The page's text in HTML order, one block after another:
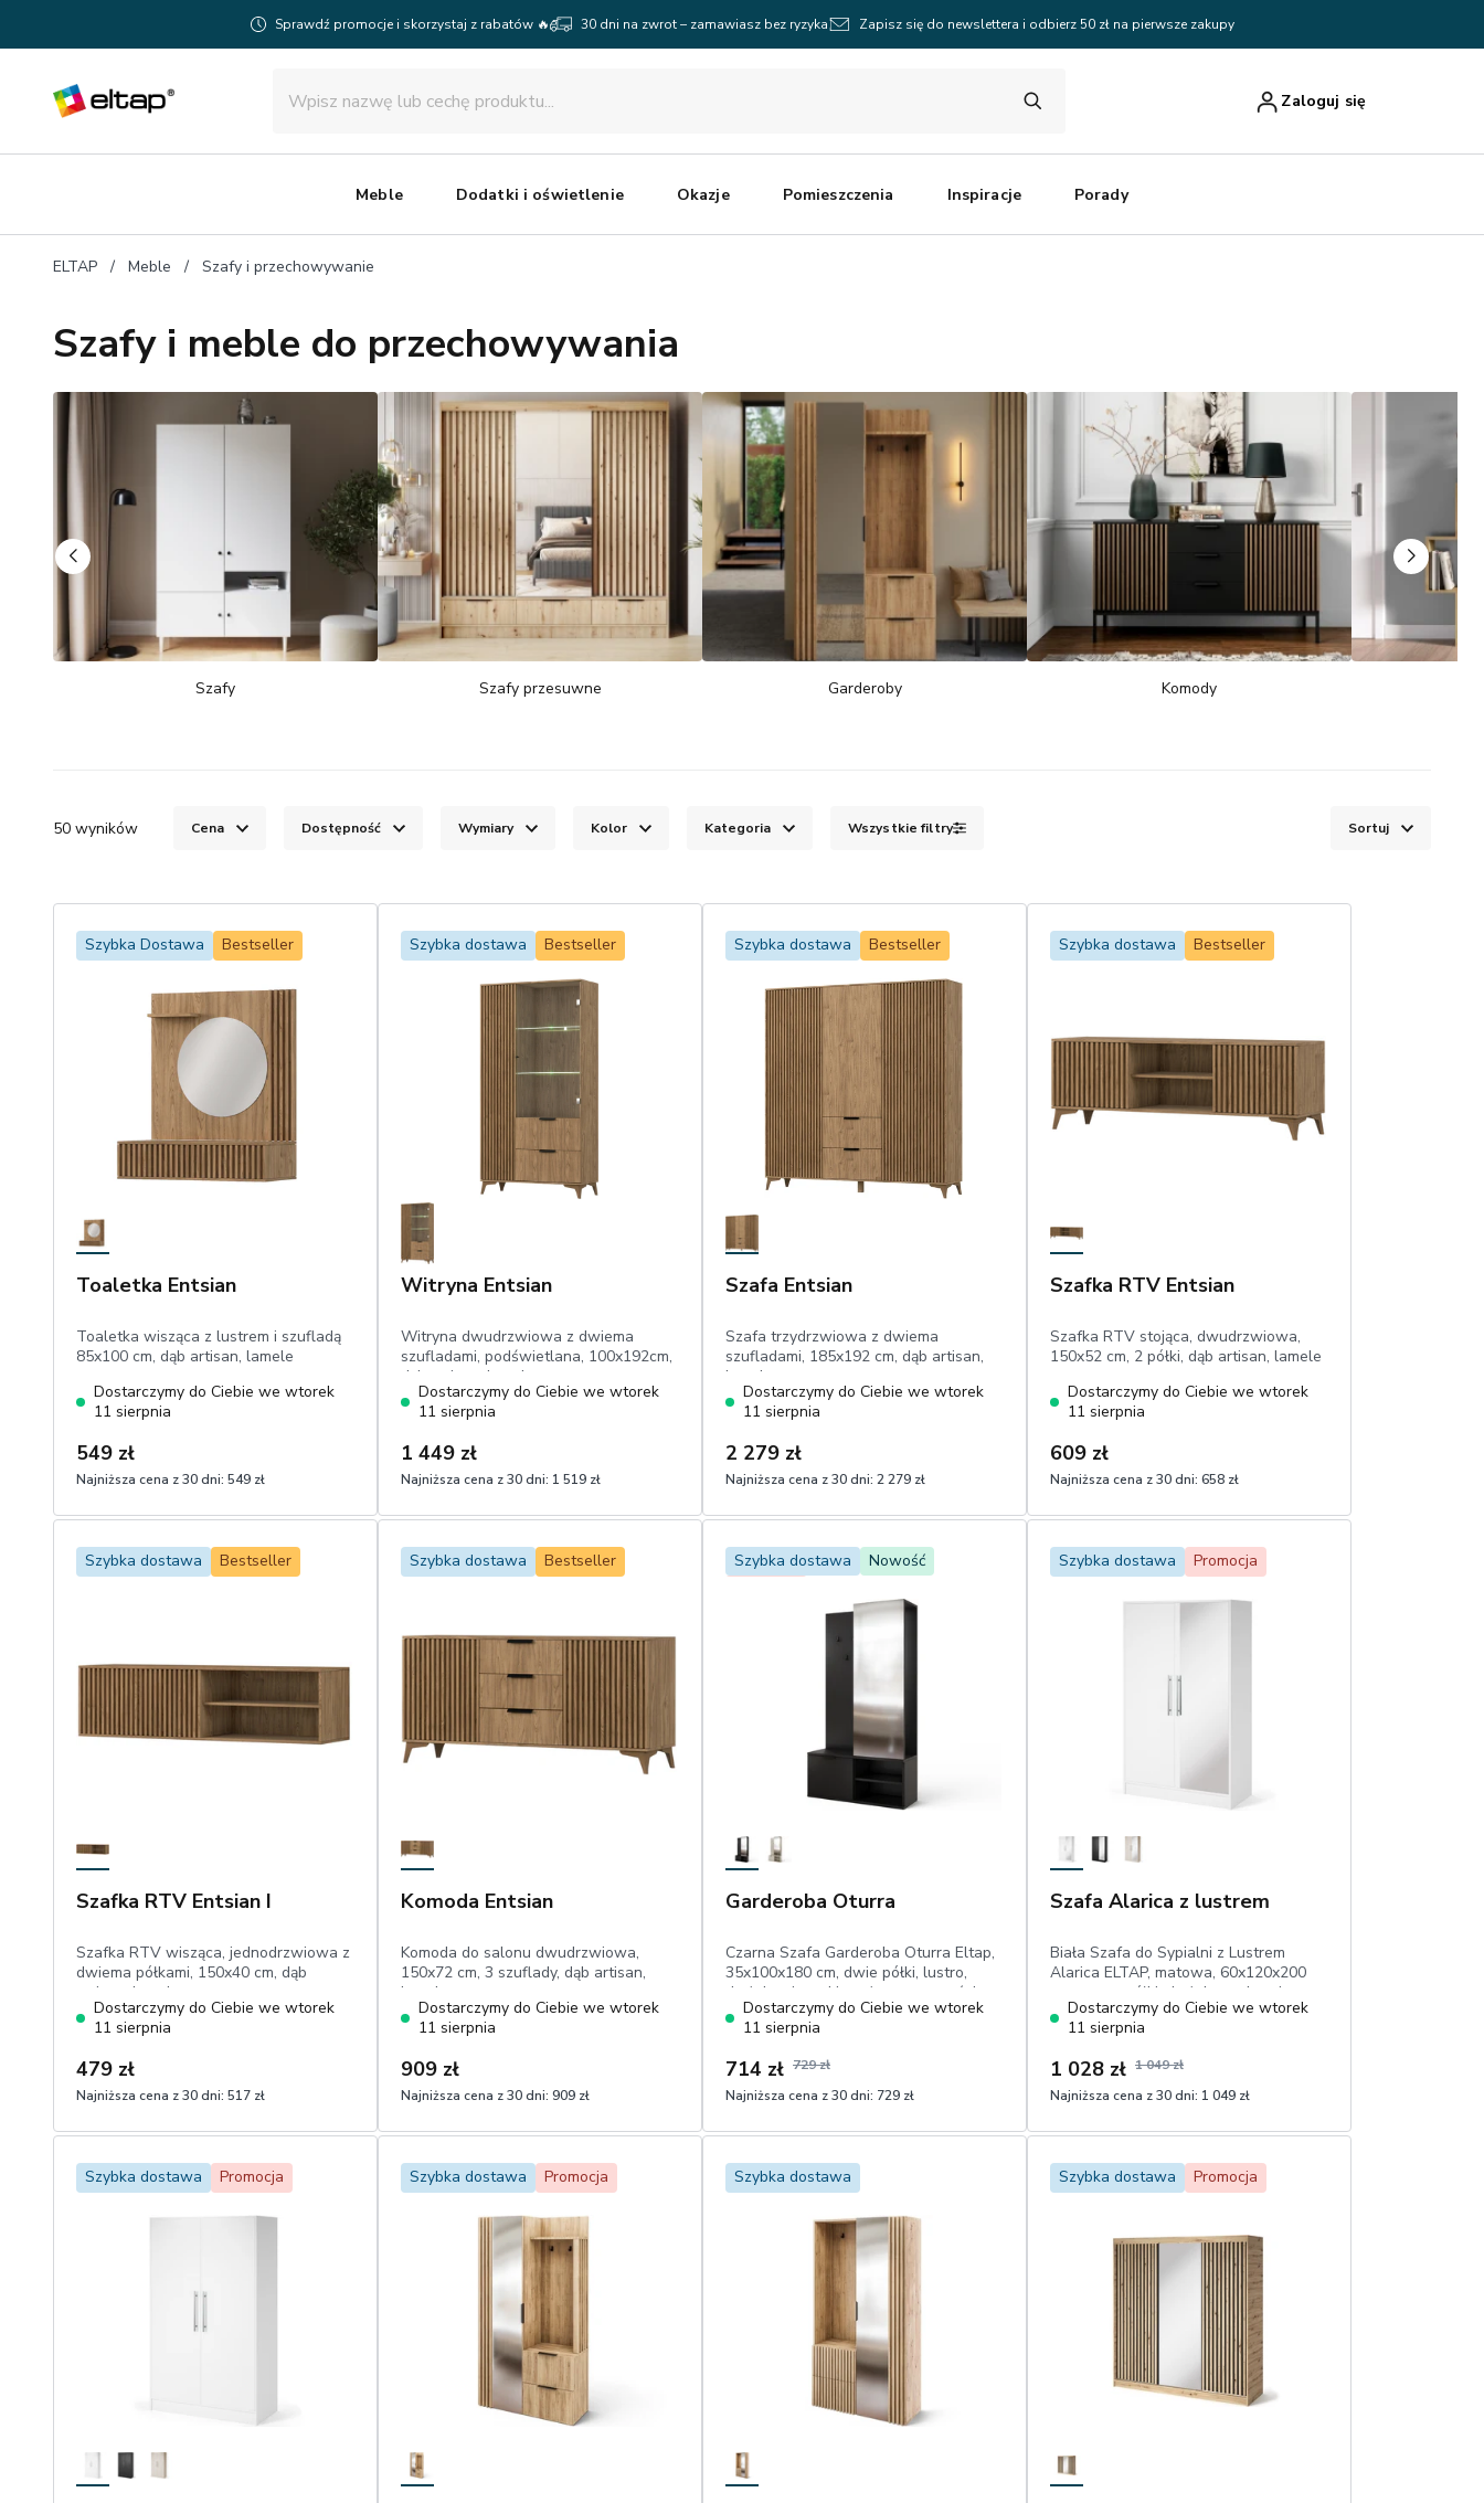
Sprawdź promocje i skorzystaj z rabatów 🔥 30 dni na zwrot – zamawiasz bez ryzyka Zapisz się do newslettera i odbierz 50 zł na pierwsze zakupy
Zaloguj się
Meble Dodatki i oświetlenie Okazje Pomieszczenia Inspiracje Porady
ELTAP Meble Szafy i przechowywanie
Szafy i meble do przechowywania
Szafy Szafy przesuwne Garderoby Komody
50 wyników Cena Dostępność Wymiary Kolor Kategoria Wszystkie filtry Sortuj
Szybka Dostawa Bestseller
Toaletka Entsian
Toaletka wisząca z lustrem i szufladą
85x100 cm, dąb artisan, lamele
Dostarczymy do Ciebie we wtorek
11 sierpnia
549 zł
Najniższa cena z 30 dni: 549 zł
1
Szybka dostawa Bestseller
Witryna Entsian
Witryna dwudrzwiowa z dwiema
szufladami, podświetlana, 100x192cm,
dąb artisan, lamele
Dostarczymy do Ciebie we wtorek
11 sierpnia
1 449 zł
Najniższa cena z 30 dni: 1 519 zł
1
Szybka dostawa Bestseller
Szafa Entsian
Szafa trzydrzwiowa z dwiema
szufladami, 185x192 cm, dąb artisan,
lamele
Dostarczymy do Ciebie we wtorek
11 sierpnia
2 279 zł
Najniższa cena z 30 dni: 2 279 zł
1
Szybka dostawa Bestseller
Szafka RTV Entsian
Szafka RTV stojąca, dwudrzwiowa,
150x52 cm, 2 półki, dąb artisan, lamele
Dostarczymy do Ciebie we wtorek
11 sierpnia
609 zł
Najniższa cena z 30 dni: 658 zł
1
Szybka dostawa Bestseller
Szafka RTV Entsian I
Szafka RTV wisząca, jednodrzwiowa z
dwiema półkami, 150x40 cm, dąb
artisan, lamele
Dostarczymy do Ciebie we wtorek
11 sierpnia
479 zł
Najniższa cena z 30 dni: 517 zł
1
Szybka dostawa Bestseller
Komoda Entsian
Komoda do salonu dwudrzwiowa,
150x72 cm, 3 szuflady, dąb artisan,
lamele
Dostarczymy do Ciebie we wtorek
11 sierpnia
909 zł
Najniższa cena z 30 dni: 909 zł
1
Szybka dostawa
Nowość
Garderoba Oturra
Czarna Szafa Garderoba Oturra Eltap,
35x100x180 cm, dwie półki, lustro,
drążek, wieszaki, można mocować do
ściany
Dostarczymy do Ciebie we wtorek
11 sierpnia
714 zł 729 zł
Najniższa cena z 30 dni: 729 zł
1
Szybka dostawa Promocja
Szafa Alarica z lustrem
Biała Szafa do Sypialni z Lustrem
Alarica ELTAP, matowa, 60x120x200
cm, cztery półki, drążek na ubrania,
grubość płyt 16 mm, uchwyty w
kolorze alumnium
Dostarczymy do Ciebie we wtorek
11 sierpnia
1 028 zł 1 049 zł
Najniższa cena z 30 dni: 1 049 zł
1
Szybka dostawa Promocja Szybka dostawa Promocja Szybka dostawa Szybka dostawa Promocja